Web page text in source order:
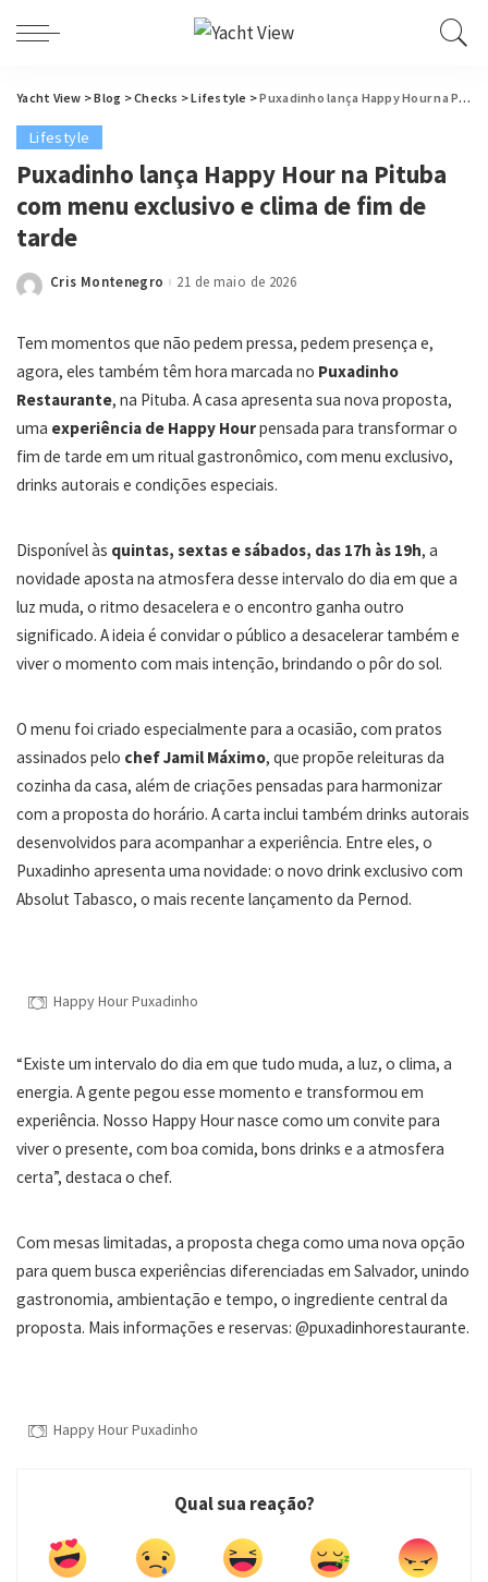
Yacht View >Blog >Checks >Lifestyle >Puxadinho lança Happy Hour na Pituba com menu exclusivo e clima de fim de tarde
Lifestyle
Puxadinho lança Happy Hour na Pituba
com menu exclusivo e clima de fim de
tarde
Posted
Cris Montenegro 21 de maio de 2026
Tem momentos que não pedem pressa, pedem presença e,
agora, eles também têm hora marcada no Puxadinho
Restaurante, na Pituba. A casa apresenta sua nova proposta,
uma experiência de Happy Hourpensada para transformar o
fim de tarde em um ritual gastronômico, com menu exclusivo,
drinks autorais e condições especiais.
Disponível às quintas, sextas e sábados, das 17h às 19h, a
novidade aposta na atmosfera desse intervalo do dia em que a
luz muda, o ritmo desacelera e o encontro ganha outro
significado. A ideia é convidar o público a desacelerar também e
viver o momento com mais intenção, brindando o pôr do sol.
O menu foi criado especialmente para a ocasião, com pratos
assinados pelo chef Jamil Máximo, que propõe releituras da
cozinha da casa, além de criações pensadas para harmonizar
com a proposta do horário. A carta inclui também drinks autorais
desenvolvidos para acompanhar a experiência. Entre eles, o
Puxadinho apresenta uma novidade: o novo drink exclusivo com
Absolut Tabasco, o mais recente lançamento da Pernod.
Happy Hour Puxadinho
“Existe um intervalo do dia em que tudo muda, a luz, o clima, a
energia. A gente pegou esse momento e transformou em
experiência. Nosso Happy Hour nasce como um convite para
viver o presente, com boa comida, bons drinks e a atmosfera
certa”, destaca o chef.
Com mesas limitadas, a proposta chega como uma nova opção
para quem busca experiências diferenciadas em Salvador, unindo
gastronomia, ambientação e tempo, o ingrediente central da
proposta. Mais informações e reservas: @puxadinhorestaurante.
Happy Hour Puxadinho
Qual sua reação?